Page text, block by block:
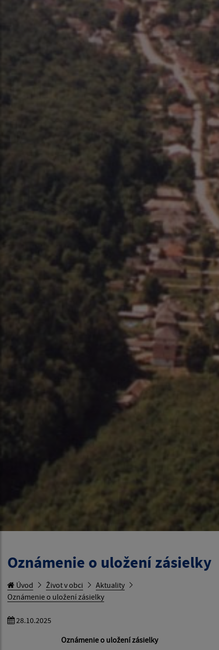
Oznámenie o uložení zásielky
Úvod Život v obci
Aktuality
Oznámenie o uložení zásielky
28.10.2025
Oznámenie o uložení zásielky